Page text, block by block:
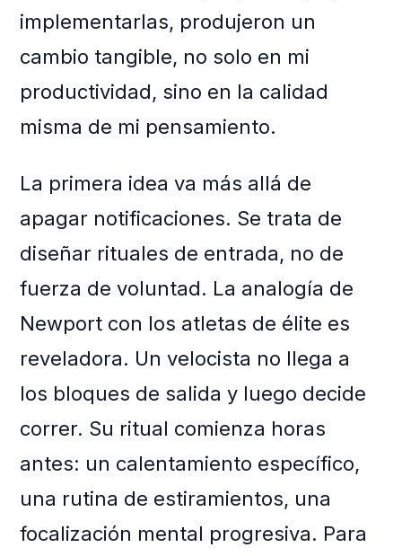
implementarlas, produjeron un
cambio tangible, no solo en mi
productividad, sino en la calidad
misma de mi pensamiento.
La primera idea va más allá de
apagar notificaciones. Se trata de
diseñar rituales de entrada, no de
fuerza de voluntad. La analogía de
Newport con los atletas de élite es
reveladora. Un velocista no llega a
los bloques de salida y luego decide
correr. Su ritual comienza horas
antes: un calentamiento específico,
una rutina de estiramientos, una
focalización mental progresiva. Para